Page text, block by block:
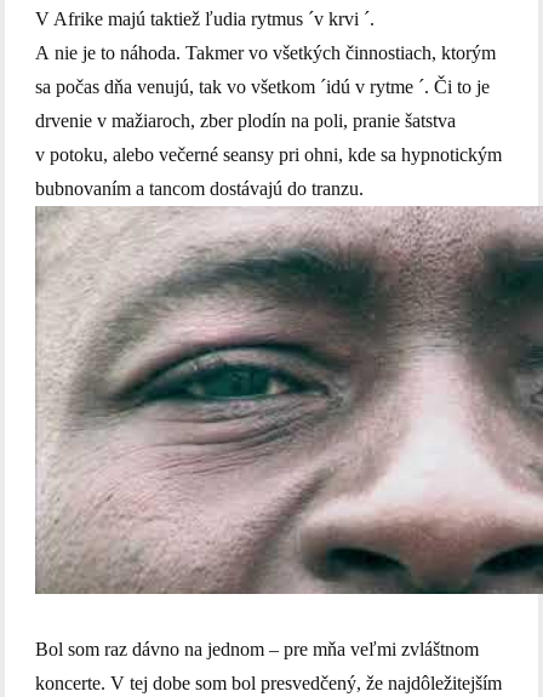
V Afrike majú taktiež ľudia rytmus ´v krvi ´.
A nie je to náhoda. Takmer vo všetkých činnostiach, ktorým
sa počas dňa venujú, tak vo všetkom ´idú v rytme ´. Či to je
drvenie v mažiaroch, zber plodín na poli, pranie šatstva
v potoku, alebo večerné seansy pri ohni, kde sa hypnotickým
bubnovaním a tancom dostávajú do tranzu.
Bol som raz dávno na jednom – pre mňa veľmi zvláštnom
koncerte. V tej dobe som bol presvedčený, že najdôležitejším